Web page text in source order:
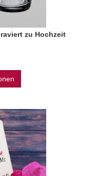
zu Hochzeit